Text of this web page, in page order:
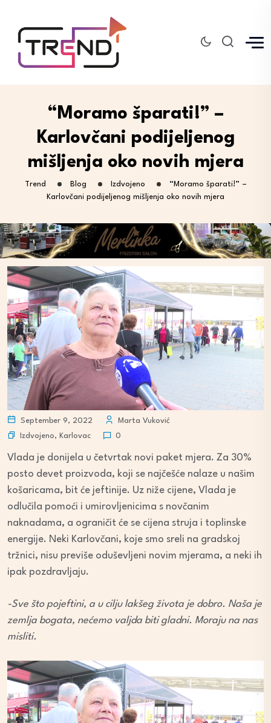
“Moramo šparati!” –
Karlovčani podijeljenog
mišljenja oko novih mjera
Trend Blog Izdvojeno
“Moramo šparati!” –
Karlovčani podijeljenog mišljenja oko novih mjera
September 9, 2022
Marta Vuković
Izdvojeno, Karlovac 0
Vlada je donijela u četvrtak novi paket mjera. Za 30%
posto devet proizvoda, koji se najčešće nalaze u našim
košaricama, bit će jeftinije. Uz niže cijene, Vlada je
odlučila pomoći i umirovljenicima s novčanim
naknadama, a ograničit će se cijena struja i toplinske
energije. Neki Karlovčani, koje smo sreli na gradskoj
tržnici, nisu previše oduševljeni novim mjerama, a neki ih
ipak pozdravljaju.
-Sve što pojeftini, a u cilju lakšeg života je dobro. Naša je
zemlja bogata, nećemo valjda biti gladni. Moraju na nas
misliti.